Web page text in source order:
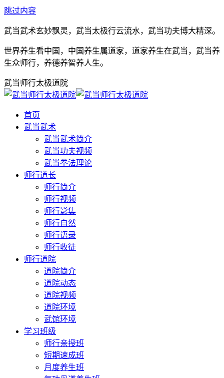
跳过内容
武当武术玄妙飘灵，武当太极行云流水，武当功夫博大精深。
世界养生看中国，中国养生属道家，道家养生在武当，武当养
生众师行，养德养智养人生。
武当师行太极道院
首页
武当武术
武当武术简介
武当功夫视频
武当拳法理论
师行道长
师行简介
师行视频
师行影集
师行自然
师行语录
师行收徒
师行道院
道院简介
道院动态
道院视频
道院环境
武馆环境
学习班级
师行亲授班
短期速成班
月度养生班